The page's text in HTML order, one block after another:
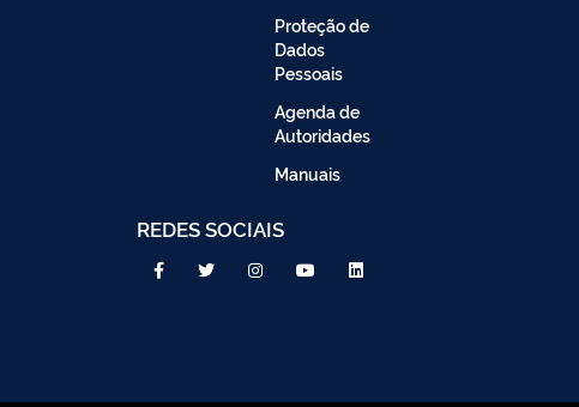
Proteção de
Dados
Pessoais
Agenda de
Autoridades
Manuais
REDES SOCIAIS